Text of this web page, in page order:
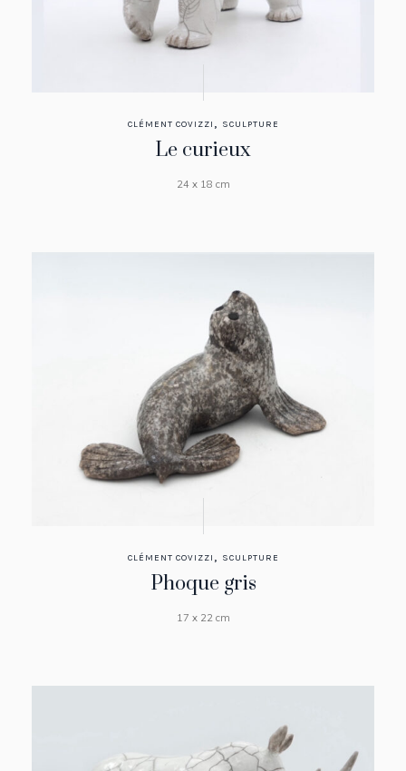
CLÉMENT COVIZZI , SCULPTURE
Le curieux
24 x 18 cm
CLÉMENT COVIZZI , SCULPTURE
Phoque gris
17 x 22 cm